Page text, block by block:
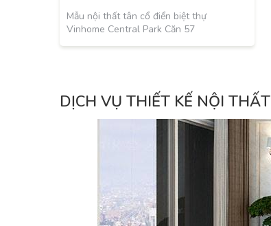
Mẫu nội thất tân cổ điển biệt thự
Vinhome Central Park Căn 57
DỊCH VỤ THIẾT KẾ NỘI THẤT